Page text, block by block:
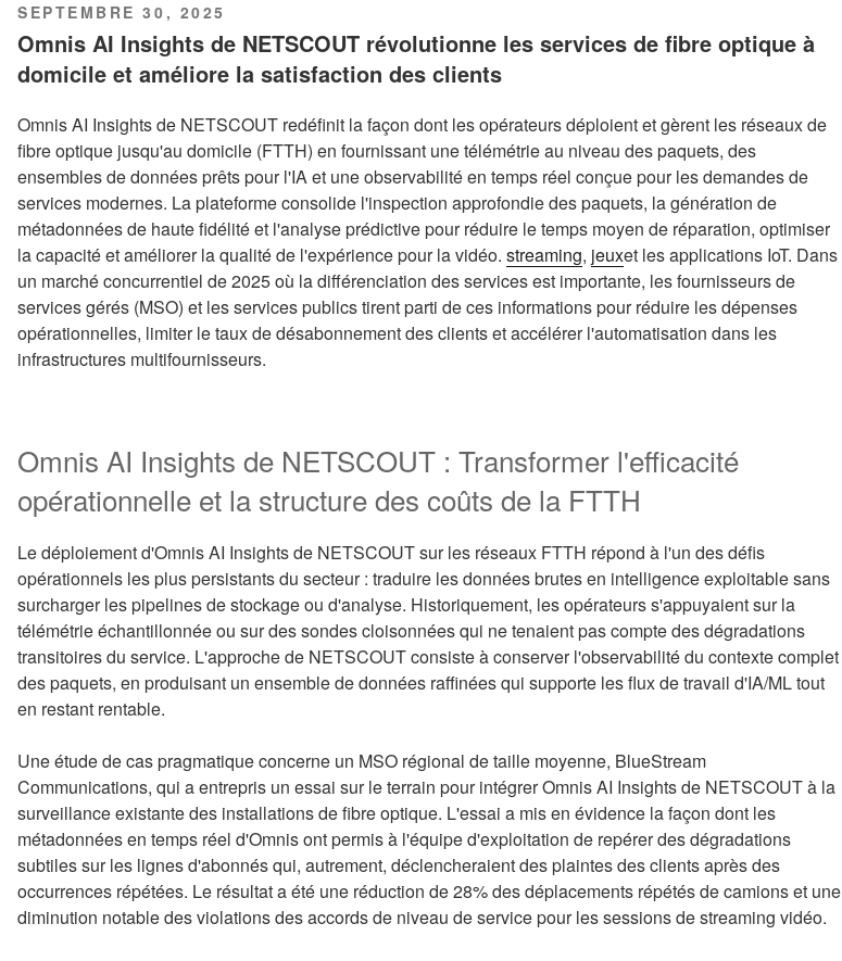
PUBLIÉ
LE
SEPTEMBRE 30, 2025
Omnis AI Insights de NETSCOUT révolutionne les services de fibre optique à
domicile et améliore la satisfaction des clients
Omnis AI Insights de NETSCOUT redéfinit la façon dont les opérateurs déploient et gèrent les réseaux de
fibre optique jusqu'au domicile (FTTH) en fournissant une télémétrie au niveau des paquets, des
ensembles de données prêts pour l'IA et une observabilité en temps réel conçue pour les demandes de
services modernes. La plateforme consolide l'inspection approfondie des paquets, la génération de
métadonnées de haute fidélité et l'analyse prédictive pour réduire le temps moyen de réparation, optimiser
la capacité et améliorer la qualité de l'expérience pour la vidéo. streaming, jeuxet les applications IoT. Dans
un marché concurrentiel de 2025 où la différenciation des services est importante, les fournisseurs de
services gérés (MSO) et les services publics tirent parti de ces informations pour réduire les dépenses
opérationnelles, limiter le taux de désabonnement des clients et accélérer l'automatisation dans les
infrastructures multifournisseurs.
Omnis AI Insights de NETSCOUT : Transformer l'efficacité
opérationnelle et la structure des coûts de la FTTH
Le déploiement d'Omnis AI Insights de NETSCOUT sur les réseaux FTTH répond à l'un des défis
opérationnels les plus persistants du secteur : traduire les données brutes en intelligence exploitable sans
surcharger les pipelines de stockage ou d'analyse. Historiquement, les opérateurs s'appuyaient sur la
télémétrie échantillonnée ou sur des sondes cloisonnées qui ne tenaient pas compte des dégradations
transitoires du service. L'approche de NETSCOUT consiste à conserver l'observabilité du contexte complet
des paquets, en produisant un ensemble de données raffinées qui supporte les flux de travail d'IA/ML tout
en restant rentable.
Une étude de cas pragmatique concerne un MSO régional de taille moyenne, BlueStream
Communications, qui a entrepris un essai sur le terrain pour intégrer Omnis AI Insights de NETSCOUT à la
surveillance existante des installations de fibre optique. L'essai a mis en évidence la façon dont les
métadonnées en temps réel d'Omnis ont permis à l'équipe d'exploitation de repérer des dégradations
subtiles sur les lignes d'abonnés qui, autrement, déclencheraient des plaintes des clients après des
occurrences répétées. Le résultat a été une réduction de 28% des déplacements répétés de camions et une
diminution notable des violations des accords de niveau de service pour les sessions de streaming vidéo.